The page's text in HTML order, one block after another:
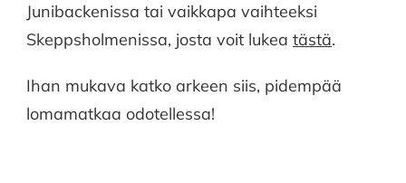
Junibackenissa tai vaikkapa vaihteeksi
Skeppsholmenissa, josta voit lukea tästä.
Ihan mukava katko arkeen siis, pidempää
lomamatkaa odotellessa!